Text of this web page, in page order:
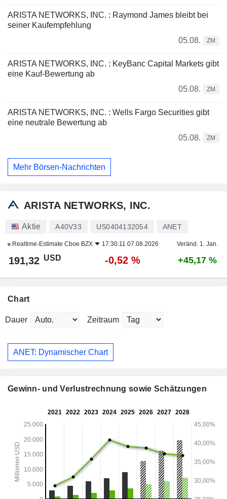
ARISTA NETWORKS, INC. : Raymond James bleibt bei
seiner Kaufempfehlung
05.08.
ZM
ARISTA NETWORKS, INC. : KeyBanc Capital Markets gibt
eine Kauf-Bewertung ab
05.08.
ZM
ARISTA NETWORKS, INC. : Wells Fargo Securities gibt
eine neutrale Bewertung ab
05.08.
ZM
Mehr Börsen-Nachrichten
ARISTA NETWORKS, INC.
Aktie A40V33 US0404132054 ANET
Realtime-Estimate Cboe BZX 17:30:11 07.08.2026 Veränd. 1. Jan.
191,32 USD -0,52 % +45,17 %
Chart
Dauer Zeitraum
ANET: Dynamischer Chart
Gewinn- und Verlustrechnung sowie Schätzungen